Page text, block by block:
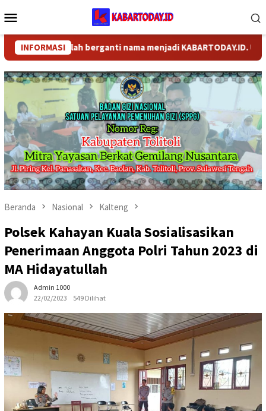
ke
Mobile
INFORMASItelah berganti nama menjadi KABARTODAY.ID.
Beranda Nasional Kalteng
Polsek Kahayan Kuala Sosialisasikan
Penerimaan Anggota Polri Tahun 2023 di
MA Hidayatullah
Admin 1000
22/02/2023
549 Dilihat